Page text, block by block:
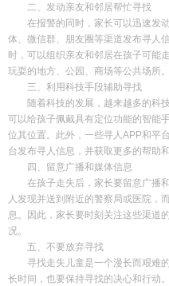
二、发动亲友和邻居帮忙寻找
在报警的同时，家长可以迅速发动
体、微信群、朋友圈等渠道发布寻人
时，可以组织亲友和邻居在孩子可能
玩耍的地方、公园、商场等公共场所。
三、利用科技手段辅助寻找
随着科技的发展，越来越多的科技
可以给孩子佩戴具有定位功能的智能
位其位置。此外，一些寻人APP和平
台发布寻人信息，并获取更多的帮助和
四、留意广播和媒体信息
在孩子走失后，家长要留意广播和
人发现并送到附近的警察局或医院，
息。因此，家长要时刻关注这些渠道
况。
五、不要放弃寻找
寻找走失儿童是一个漫长而艰难的
长时间，也要保持寻找的决心和行动